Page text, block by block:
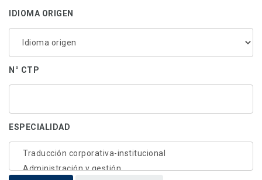
IDIOMA ORIGEN
N° CTP
ESPECIALIDAD